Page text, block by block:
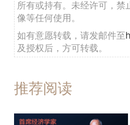
所有或持有。未经许可，
像等任何使用。
如有意愿转载，请发邮件至
及授权后，方可转载。
推荐阅读